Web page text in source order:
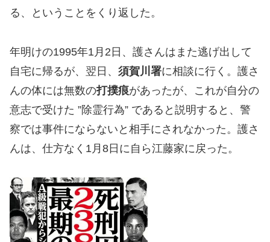
る、ということをくり返した。
年明けの1995年1月2日、護さんはまた逃げ出して
自宅に帰るが、翌日、 須賀川署に相談に行く。護さ
んの体には無数の打撲痕があったが、これが自分の
意志で受けた ”除霊行為” であると説明すると、警
察では事件にならないと相手にされなかった。護さ
んは、仕方なく1月8日に自ら江藤家に戻った。